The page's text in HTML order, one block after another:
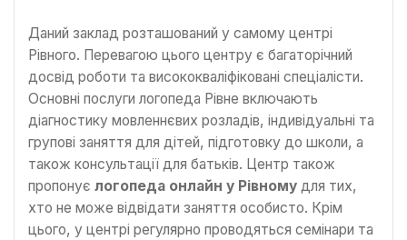
Даний заклад розташований у самому центрі
Рівного. Перевагою цього центру є багаторічний
досвід роботи та висококваліфіковані спеціалісти.
Основні послуги логопеда Рівне включають
діагностику мовленнєвих розладів, індивідуальні та
групові заняття для дітей, підготовку до школи, а
також консультації для батьків. Центр також
пропонує логопеда онлайн у Рівному для тих,
хто не може відвідати заняття особисто. Крім
цього, у центрі регулярно проводяться семінари та